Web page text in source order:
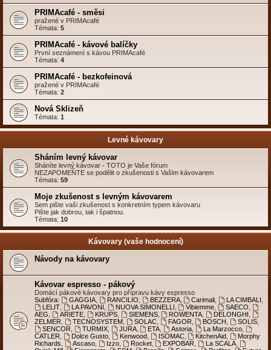
PRIMAcafé - směsi
pražené v PRIMAcafé
Témata: 5
PRIMAcafé - kávové balíčky
První seznámení s kávou PRIMAcafé
Témata: 4
PRIMAcafé - bezkofeinová
pražené v PRIMAcafé
Témata: 2
Nová Sklizeň
Témata: 1
Levné kávovary
Sháním levný kávovar
Sháníte levný kávovar - TOTO je Vaše fórum
NEZAPOMEŇTE se podělit o zkušenosti s Vašim kávovarem
Témata: 59
Moje zkušenost s levným kávovarem
Sem pište vaši zkušenost s konkretním typem kávovaru
Pište jak dobrou, tak i špatnou.
Témata: 10
Kávovary (vaše hodnocení)
Návody na kávovary
Kávovar espresso - pákový
Domácí pákové kávovary pro přípravu kávy espresso
Subfóra:
GAGGIA, RANCILIO BEZZERA, Carimali LA CIMBALI
LELIT, LA PAVONI NUOVA SIMONELLI Vibiemme SAECO
AEG
ARIETE, KRUPS, SIEMENS, ROWENTA DELONGHI
ZELMER
TECNOSYSTEM, SOLAC, FAGOR BOSCH SOLIS
SENCOR
TURMIX, JURA, ETA Astoria La Marzocco
CATLER
Dolce Gusto, Kenwood, ISOMAC, KitchenAid
Morphy
Richards
Ascaso, Izzo, Rocket, EXPOBAR La SCALA